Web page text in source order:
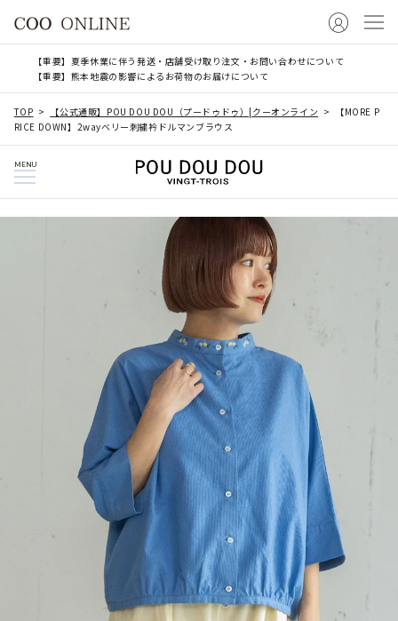
【重要】夏季休業に伴う発送・店舗受け取り注文・お問い合わせについて
【重要】熊本地震の影響によるお荷物のお届けについて
TOP 【公式通販】POU DOU DOU（プードゥドゥ）|クーオンライン
【MORE P
RICE DOWN】2wayベリー刺繍衿ドルマンブラウス
MENU